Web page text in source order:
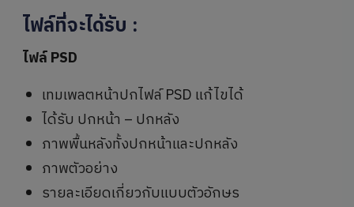
ไฟล์ที่จะได้รับ :
ไฟล์ PSD
เทมเพลตหน้าปกไฟล์ PSD แก้ไขได้
ได้รับ ปกหน้า – ปกหลัง
ภาพพื้นหลังทั้งปกหน้าและปกหลัง
ภาพตัวอย่าง
รายละเอียดเกี่ยวกับแบบตัวอักษร